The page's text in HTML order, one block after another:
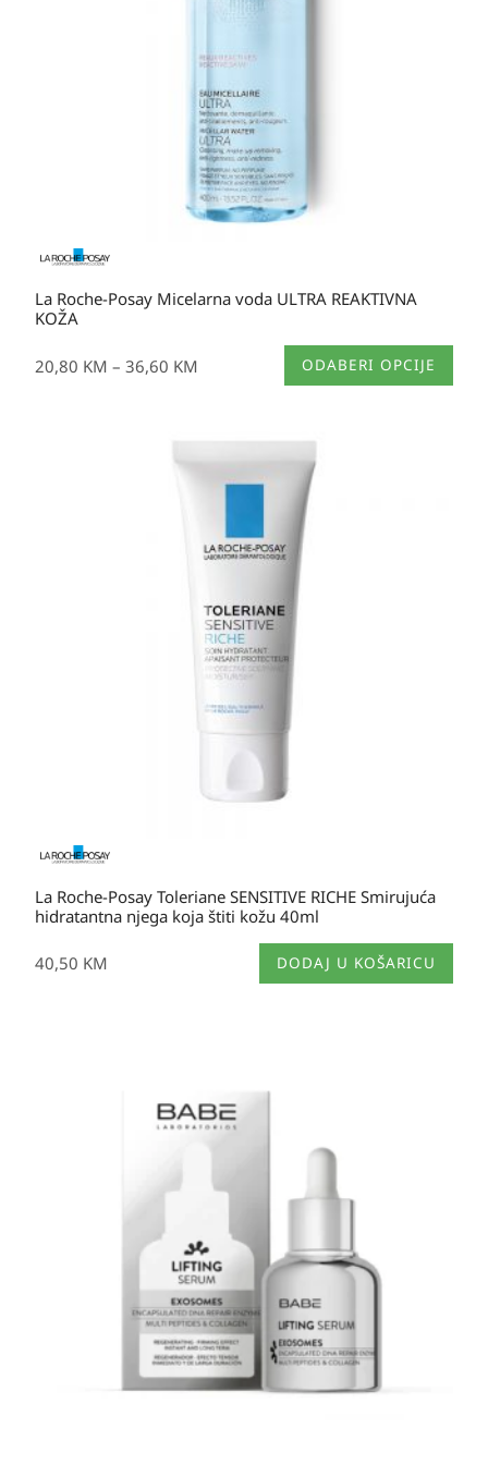
La Roche-Posay Micelarna voda ULTRA REAKTIVNA
KOŽA
20,80 KM – 36,60 KM ODABERI OPCIJE
Ovaj
proizvod
varijanti.
Opcije
se
mogu
odabrati
na
stranici
proizvoda
La Roche-Posay Toleriane SENSITIVE RICHE Smirujuća
hidratantna njega koja štiti kožu 40ml
40,50 KM DODAJ U KOŠARICU